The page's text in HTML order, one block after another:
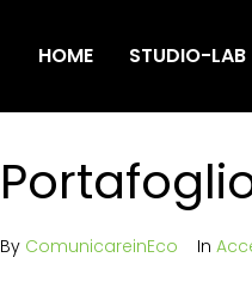
HOME STUDIO-LAB
By ComunicareinEco In